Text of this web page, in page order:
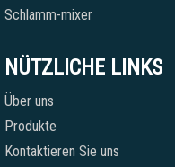
Schlamm-mixer
NÜTZLICHE LINKS
Über uns
Produkte
Kontaktieren Sie uns